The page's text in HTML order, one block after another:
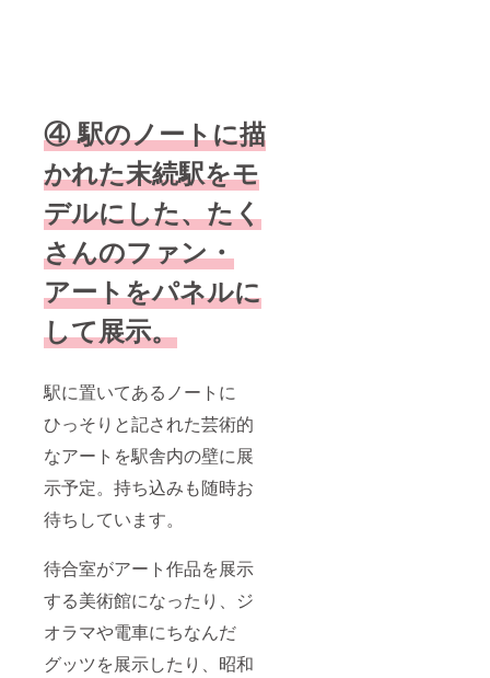
④ 駅のノートに描
かれた末続駅をモ
デルにした、たく
さんのファン・
アートをパネルに
して展示。
駅に置いてあるノートに
ひっそりと記された芸術的
なアートを駅舎内の壁に展
示予定。持ち込みも随時お
待ちしています。
待合室がアート作品を展示
する美術館になったり、ジ
オラマや電車にちなんだ
グッツを展示したり、昭和